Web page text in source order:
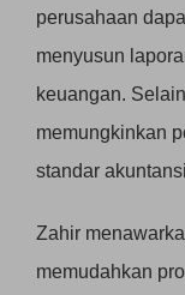
perusahaan
menyusun
keuangan.
memungkinkan
standar
Zahir
memudahkan